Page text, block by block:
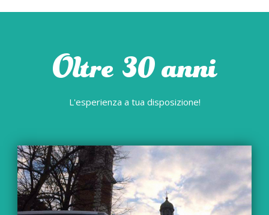
Oltre 30 anni
L'esperienza a tua disposizione!